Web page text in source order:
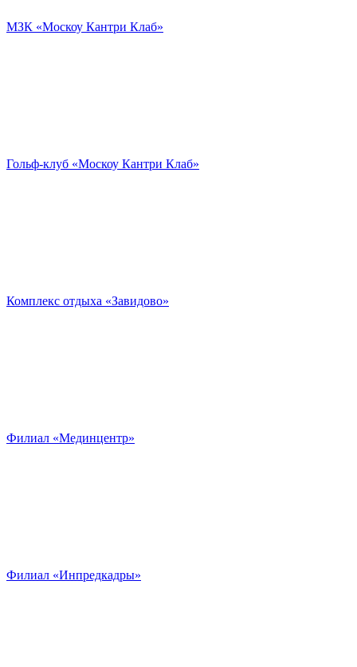
МЗК «Москоу Кантри Клаб»
Гольф-клуб «Москоу Кантри Клаб»
Комплекс отдыха «Завидово»
Филиал «Мединцентр»
Филиал «Инпредкадры»